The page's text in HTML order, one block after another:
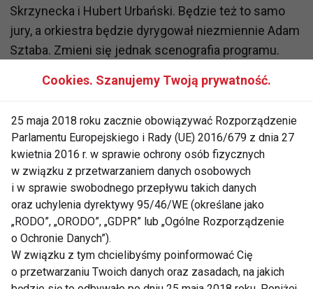
Skrzynecka i Hubert Urbański. Będzie też to samo
jury, a orkiestra będzie dyrygował niezmiennie Adam
Sztaba. Zmieni się jednak scenografia programu.
"Taniec z gwiazdami" powróci na antenę TVN 4
Fot. ONS
www.fit.pl
TANIEC Z GWIAZDAMI TAŃCE KASIA TUSK
GWIAZDY GWIAZDA
Cookies. Szanujemy Twoją prywatność.
25 maja 2018 roku zacznie obowiązywać Rozporządzenie
Parlamentu Europejskiego i Rady (UE) 2016/679 z dnia 27
kwietnia 2016 r. w sprawie ochrony osób fizycznych
w związku z przetwarzaniem danych osobowych
i w sprawie swobodnego przepływu takich danych
oraz uchylenia dyrektywy 95/46/WE (określane jako
„RODO”, „ORODO”, „GDPR” lub „Ogólne Rozporządzenie
o Ochronie Danych”).
W związku z tym chcielibyśmy poinformować Cię
o przetwarzaniu Twoich danych oraz zasadach, na jakich